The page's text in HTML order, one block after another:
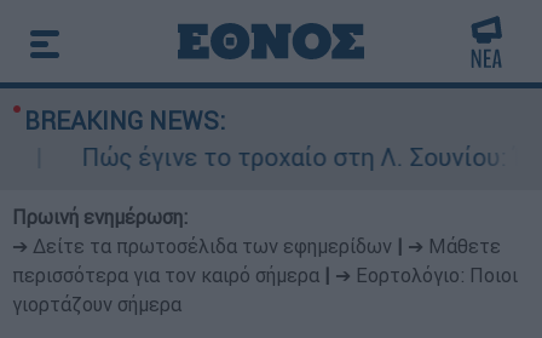
BREAKING NEWS:
Πώς έγινε το τροχαίο στη Λ. Σουνίου: Έκανε
Πρωινή ενημέρωση:
➔ Δείτε τα πρωτοσέλιδα των εφημερίδων
➔ Μάθετε
περισσότερα για τον καιρό σήμερα
➔ Εορτολόγιο: Ποιοι
γιορτάζουν σήμερα